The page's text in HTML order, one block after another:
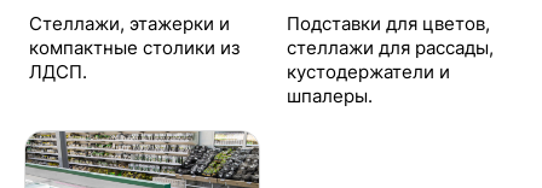
Стеллажи, этажерки и
компактные столики из
ЛДСП.
Подставки для цветов,
стеллажи для рассады,
кустодержатели и
шпалеры.